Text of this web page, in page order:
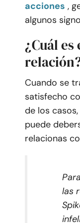
acciones ,
algunos
¿Cuál
Cuando se
satisfecho
de los
puede
relacionas
las